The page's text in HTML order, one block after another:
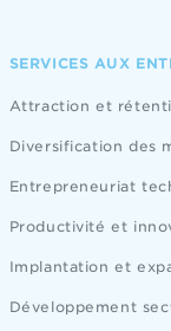
SERVICES AUX
Attraction et
Diversification des
Entrepreneuriat
Productivité et
Implantation et
Développement